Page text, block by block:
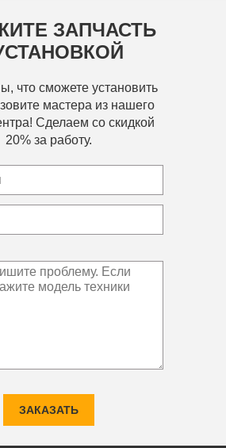
ЗАПЧАСТЬ
что сможете установить
мастера из нашего
Сделаем со скидкой
20% за работу.
ЗАКАЗАТЬ